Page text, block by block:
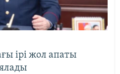
ірі жол апаты